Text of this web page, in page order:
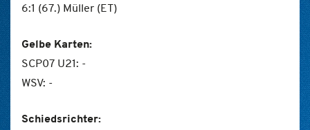
6:1 (67.) Müller (ET)
Gelbe Karten:
SCP07 U21: -
WSV: -
Schiedsrichter: